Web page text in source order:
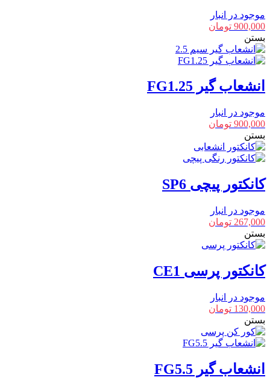
موجود در انبار
900,000 تومان
بستن
انشعاب گیر FG1.25
موجود در انبار
900,000 تومان
بستن
کانکتور پیچی SP6
موجود در انبار
267,000 تومان
بستن
کانکتور پرسی CE1
موجود در انبار
130,000 تومان
بستن
انشعاب گیر FG5.5